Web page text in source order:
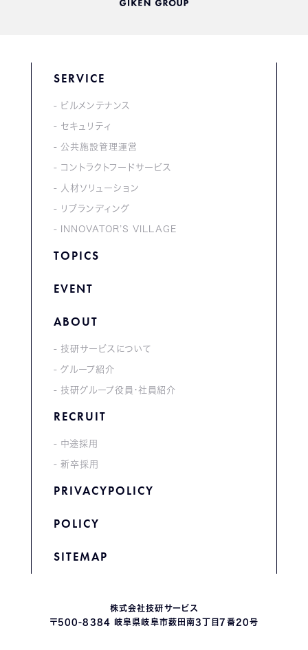
SERVICE
ビルメンテナンス
セキュリティ
公共施設管理運営
コントラクトフードサービス
人材ソリューション
リブランディング
INNOVATOR’S VILLAGE
TOPICS
EVENT
ABOUT
技研サービスについて
グループ紹介
技研グループ役員・社員紹介
RECRUIT
中途採用
新卒採用
PRIVACYPOLICY
POLICY
SITEMAP
株式会社技研サービス
〒500-8384 岐阜県岐阜市薮田南3丁目7番20号